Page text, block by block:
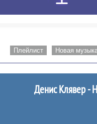
Плейлист Новая
Денис Клявер -